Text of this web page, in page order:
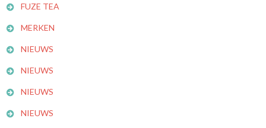
FUZE TEA
MERKEN
NIEUWS
NIEUWS
NIEUWS
NIEUWS